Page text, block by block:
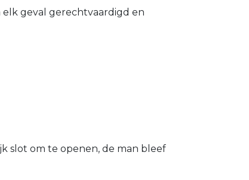
geval gerechtvaardigd en
slot om te openen, de man bleef